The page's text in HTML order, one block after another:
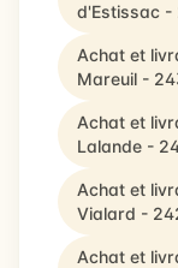
d'Estissac -
Achat et
Mareuil -
Achat et
Lalande -
Achat et
Vialard -
Achat et